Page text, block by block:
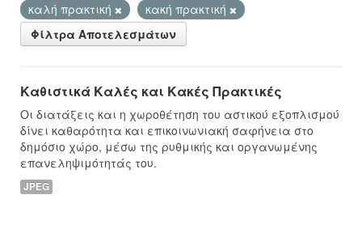
καλή πρακτική
κακή πρακτική
Φίλτρα Αποτελεσμάτων
Καθιστικά Καλές και Κακές Πρακτικές
Οι διατάξεις και η χωροθέτηση του αστικού εξοπλισμού
δίνει καθαρότητα και επικοινωνιακή σαφήνεια στο
δημόσιο χώρο, μέσω της ρυθμικής και οργανωμένης
επανεληψιμότητάς του.
JPEG